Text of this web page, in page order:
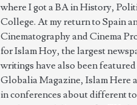
where I got a BA in History,
College. At my return to Spain
Cinematography and Cinema
for Islam Hoy, the largest
writings have also been
Globalia Magazine, Islam Here
in conferences about different